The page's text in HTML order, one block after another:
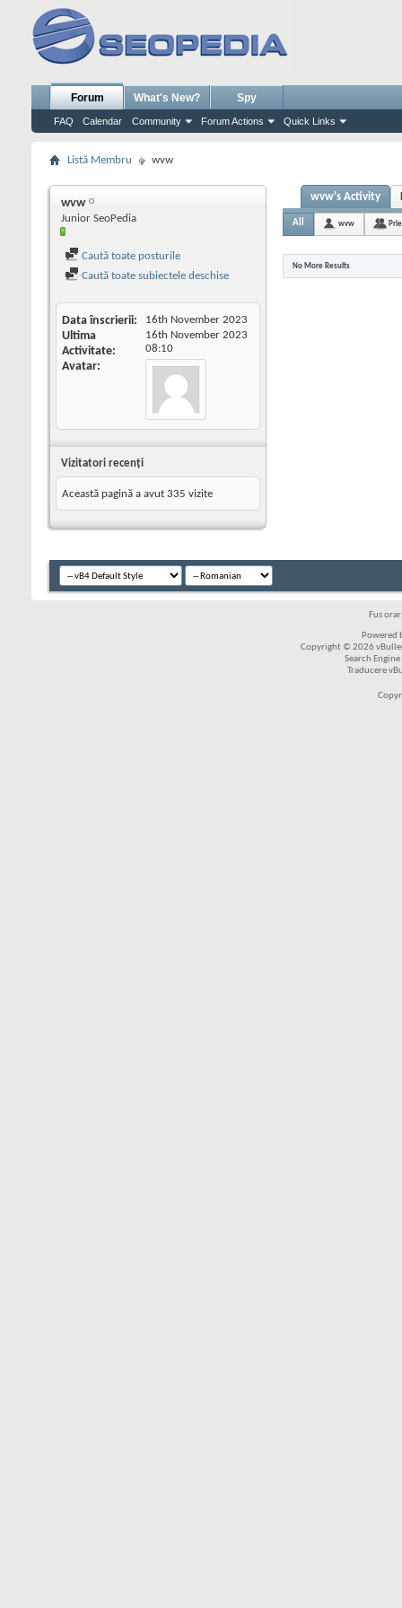
Forum
FAQ Calendar Community Forum Actions Quick Links
What's New? Spy
Listă Membru wvw
wvw
Junior SeoPedia
Caută toate posturile
Caută toate subiectele deschise
Data înscrierii 16th November 2023
Ultima
Activitate
16th November 2023
08:10
Avatar
Vizitatori recenţi
Această pagină a avut 335 vizite
wvw's Activity
All wvw
No More Results
Fus
Powered
Copyright © 2026
Search
Traducere